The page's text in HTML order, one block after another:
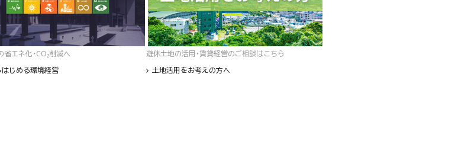
省エネ化・CO₂削減へ
はじめる環境経営
遊休土地の活用・賃貸経営のご相談はこちら
土地活用をお考えの方へ